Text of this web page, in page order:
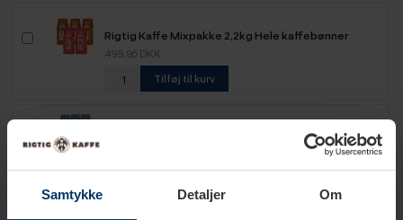
Samtykke Detaljer Om
Rigtig Kaffe Mixpakke 2,2kg Hele kaffebønner
499,95 DKK
Tilføj til kurv
Rigtig Kaffe Mixpakke 2,5kg Hele kaffebønner